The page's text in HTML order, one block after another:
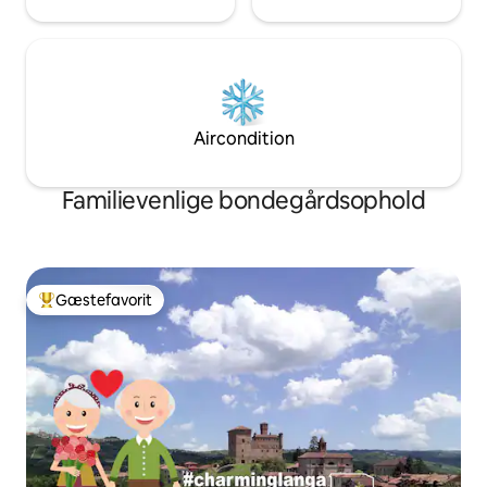
Aircondition
Familievenlige bondegårdsophold
Bedste gæstefavorit
Gæstefavorit